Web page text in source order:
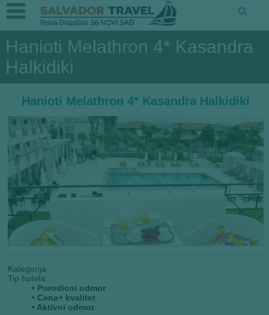
Hanioti Melathron 4* Kasandra
Halkidiki
Hanioti Melathron 4* Kasandra Halkidiki
Kategorija
Tip hotela:
• Porodicni odmor
• Cena+ kvalitet
• Aktivni odmor